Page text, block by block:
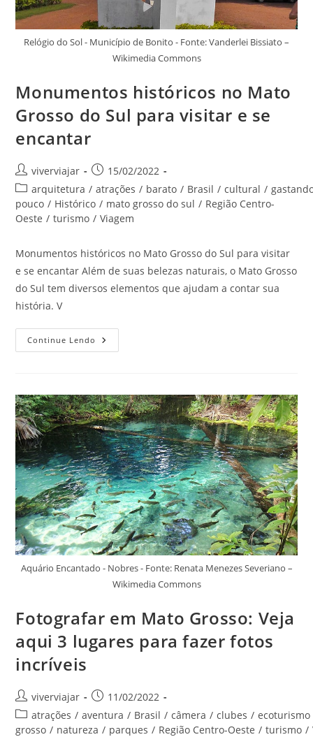
Relógio do Sol - Município de Bonito - Fonte: Vanderlei Bissiato –
Wikimedia Commons
Monumentos históricos no Mato
Grosso do Sul para visitar e se
encantar
Autor
do
post:
viverviajar
Post
publicado:
15/02/2022
Categoria
do
post:
arquitetura / atrações / barato / Brasil / cultural /
pouco / Histórico / mato grosso do sul / Região Centro-
Oeste / turismo / Viagem
Monumentos históricos no Mato Grosso do Sul para visitar
e se encantar Além de suas belezas naturais, o Mato Grosso
do Sul tem diversos elementos que ajudam a contar sua
história. V
Continue Lendo Monumentos
Históricos
Sul
Para
Visitar
E
Se
Encantar
Aquário Encantado - Nobres - Fonte: Renata Menezes Severiano –
Wikimedia Commons
Fotografar em Mato Grosso: Veja
aqui 3 lugares para fazer fotos
incríveis
Autor
do
post:
viverviajar
Post
publicado:
11/02/2022
Categoria
do
atrações / aventura / Brasil / câmera / clubes / ecoturismo
grosso / natureza / parques / Região Centro-Oeste / turismo /